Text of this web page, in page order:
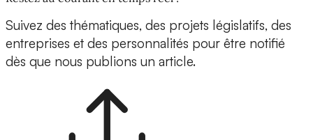
Suivez des thématiques, des projets législatifs, des
entreprises et des personnalités pour être notifié
dès que nous publions un article.